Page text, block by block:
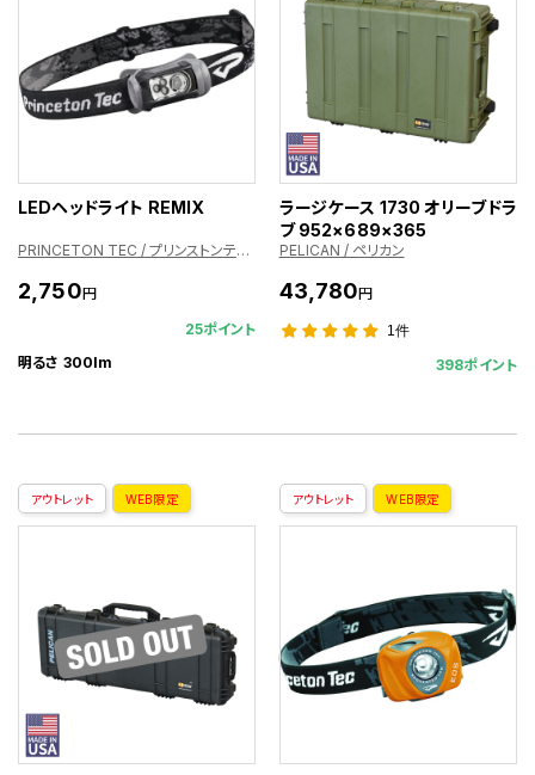
LEDヘッドライト REMIX
PRINCETON TEC / プリンストンテック
2,750円
25ポイント
明るさ 300lm
ラージケース 1730 オリーブドラ
ブ 952×689×365
PELICAN / ペリカン
43,780円
1件
398ポイント
アウトレット WEB限定 アウトレット WEB限定